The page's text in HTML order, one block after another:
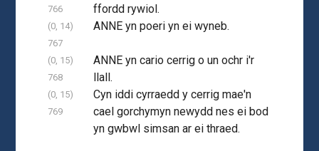
766
ffordd rywiol.
(0, 14)
767
ANNE yn poeri yn ei wyneb.
(0, 15)
768
ANNE yn cario cerrig o un ochr i'r
llall.
(0, 15)
769
Cyn iddi cyrraedd y cerrig mae'n
cael gorchymyn newydd nes ei bod
yn gwbwl simsan ar ei thraed.